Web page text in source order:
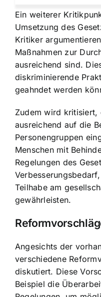
Ein weiterer
Umsetzung des
Kritiker
Maßnahmen zur
ausreichend sind.
diskriminierende
geahndet werden
Zudem wird kritisiert,
ausreichend auf die
Personengruppen
Menschen mit
Regelungen des
Teilhabe am
gewährleisten.
Angesichts der
verschiedene
diskutiert. Diese
Beispiel die